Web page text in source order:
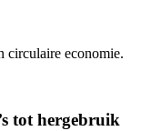
circulaire economie.
tot hergebruik